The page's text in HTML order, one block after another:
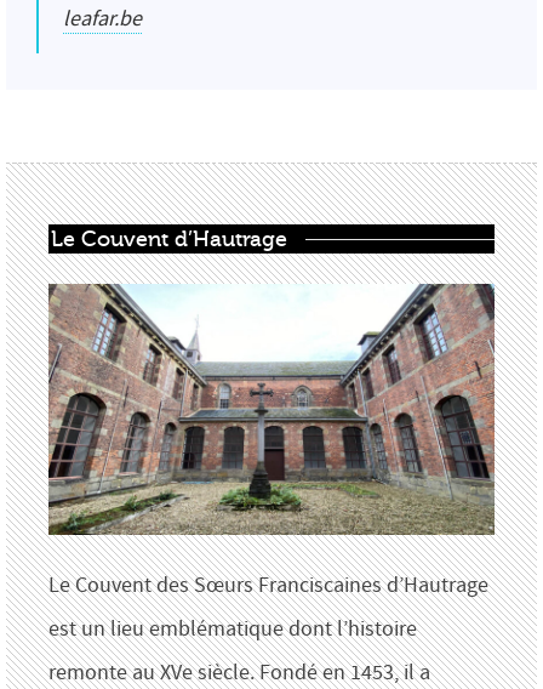
leafar.be
Le Couvent d’Hautrage
Le Couvent des Sœurs Franciscaines d’Hautrage
est un lieu emblématique dont l’histoire
remonte au XVe siècle. Fondé en 1453, il a